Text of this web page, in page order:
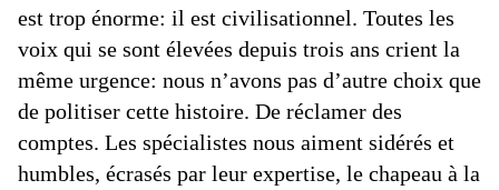
est trop énorme: il est civilisationnel. Toutes les
voix qui se sont élevées depuis trois ans crient la
même urgence: nous n’avons pas d’autre choix que
de politiser cette histoire. De réclamer des
comptes. Les spécialistes nous aiment sidérés et
humbles, écrasés par leur expertise, le chapeau à la